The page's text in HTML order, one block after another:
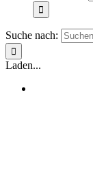
Suche nach:
Laden...